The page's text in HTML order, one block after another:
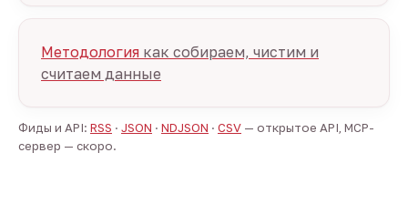
Методология как собираем, чистим и
считаем данные
Фиды и API: RSS · JSON · NDJSON · CSV — открытое API, MCP-
сервер — скоро.